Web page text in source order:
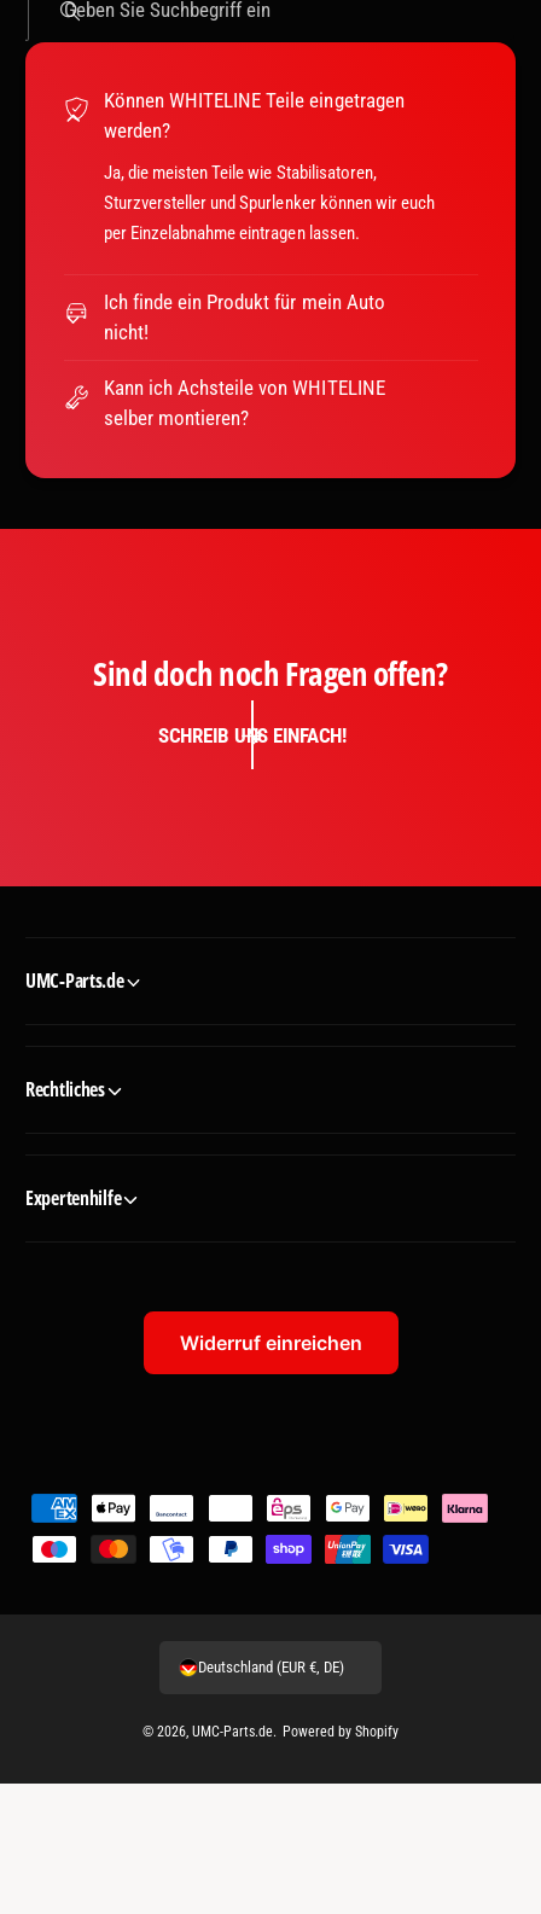
Geben Sie Suchbegriff ein
Können WHITELINE Teile eingetragen
werden?
Ja, die meisten Teile wie Stabilisatoren,
Sturzversteller und Spurlenker können wir euch
per Einzelabnahme eintragen lassen.
Ich finde ein Produkt für mein Auto
nicht!
Kann ich Achsteile von WHITELINE
selber montieren?
Sind doch noch Fragen offen?
SCHREIB UNS EINFACH!
UMC-Parts.de
Rechtliches
Expertenhilfe
Widerruf einreichen
a
© 2026, UMC-Parts.de. Powered by Shopify
Deutschland (EUR €, DE)